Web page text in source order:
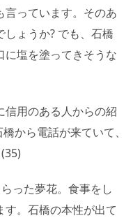
言っています。そのあ
ょうか? でも、石橋
に塩を塗ってきそうな
用のある人からの紹
から電話が来ていて、
った夢花。食事をし
。石橋の本性が出て